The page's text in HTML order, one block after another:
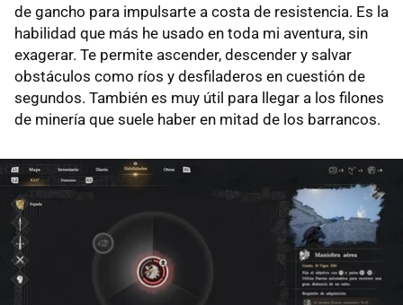
de gancho para impulsarte a costa de resistencia. Es la
habilidad que más he usado en toda mi aventura, sin
exagerar. Te permite ascender, descender y salvar
obstáculos como ríos y desfiladeros en cuestión de
segundos. También es muy útil para llegar a los filones
de minería que suele haber en mitad de los barrancos.